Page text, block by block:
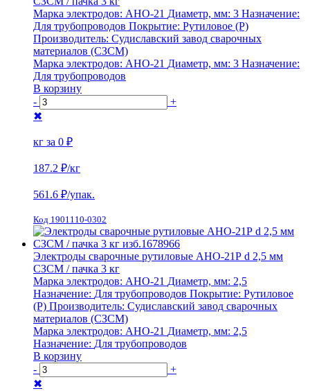
Марка электродов: АНО-21 Диаметр, мм: 3 Назначение:
Для трубопроводов Покрытие: Рутиловое (Р)
Производитель: Судиславский завод сварочных
материалов (СЗСМ)
Марка электродов: АНО-21 Диаметр, мм: 3 Назначение:
Для трубопроводов
В корзину
-
+
✖
кг за 0 ₽
187.2 ₽/кг
561.6 ₽/упак.
Код 1901110-0302
Электроды сварочные рутиловые АНО-21Р d 2,5 мм
СЗСМ / пачка 3 кг
Марка электродов: АНО-21 Диаметр, мм: 2,5
Назначение: Для трубопроводов Покрытие: Рутиловое
(Р) Производитель: Судиславский завод сварочных
материалов (СЗСМ)
Марка электродов: АНО-21 Диаметр, мм: 2,5
Назначение: Для трубопроводов
В корзину
-
+
✖